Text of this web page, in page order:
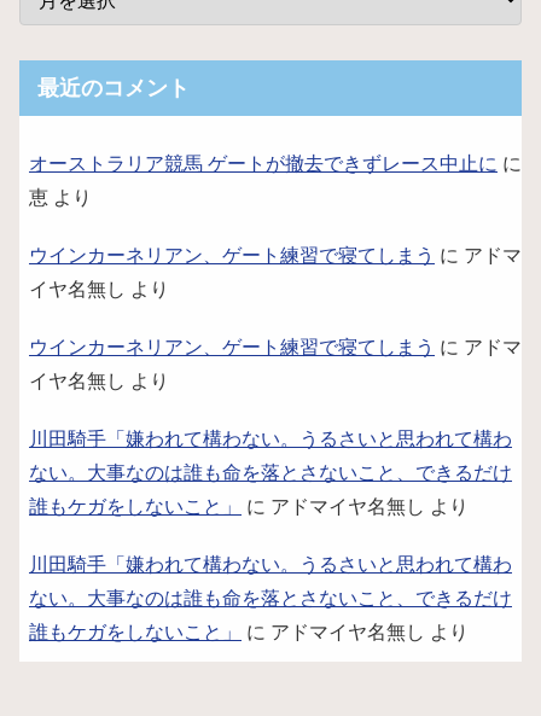
最近のコメント
オーストラリア競馬 ゲートが撤去できずレース中止に に
恵 より
ウインカーネリアン、ゲート練習で寝てしまう に アドマ
イヤ名無し より
ウインカーネリアン、ゲート練習で寝てしまう に アドマ
イヤ名無し より
川田騎手「嫌われて構わない。うるさいと思われて構わ
ない。大事なのは誰も命を落とさないこと、できるだけ
誰もケガをしないこと」
に アドマイヤ名無し より
川田騎手「嫌われて構わない。うるさいと思われて構わ
ない。大事なのは誰も命を落とさないこと、できるだけ
誰もケガをしないこと」
に アドマイヤ名無し より